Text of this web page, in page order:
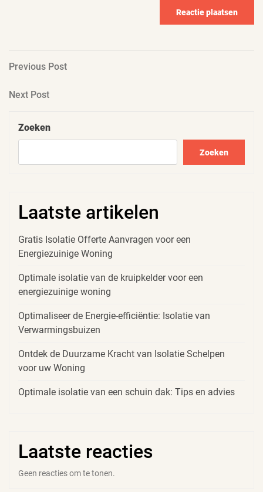
Berichtnavigatie
Previous
Previous Post
Next
Next Post
Zoeken
Zoeken
Laatste artikelen
Gratis Isolatie Offerte Aanvragen voor een
Energiezuinige Woning
Optimale isolatie van de kruipkelder voor een
energiezuinige woning
Optimaliseer de Energie-efficiëntie: Isolatie van
Verwarmingsbuizen
Ontdek de Duurzame Kracht van Isolatie Schelpen
voor uw Woning
Optimale isolatie van een schuin dak: Tips en advies
Laatste reacties
Geen reacties om te tonen.